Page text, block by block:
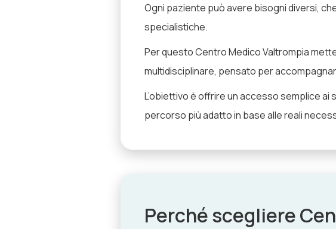
Ogni paziente può avere bisogni diversi,
specialistiche.
Per questo Centro Medico Valtrompia
multidisciplinare, pensato per
L’obiettivo è offrire un accesso semplice ai
percorso più adatto in base alle reali
Perché scegliere